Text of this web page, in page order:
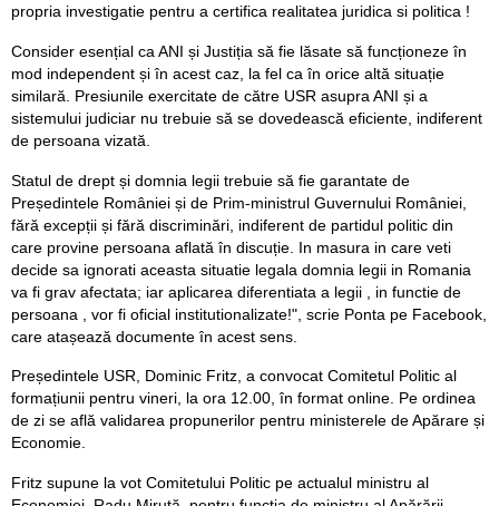
propria investigatie pentru a certifica realitatea juridica si politica !
Consider esențial ca ANI și Justiția să fie lăsate să funcționeze în
mod independent și în acest caz, la fel ca în orice altă situație
similară. Presiunile exercitate de către USR asupra ANI și a
sistemului judiciar nu trebuie să se dovedească eficiente, indiferent
de persoana vizată.
Statul de drept și domnia legii trebuie să fie garantate de
Președintele României și de Prim-ministrul Guvernului României,
fără excepții și fără discriminări, indiferent de partidul politic din
care provine persoana aflată în discuție. In masura in care veti
decide sa ignorati aceasta situatie legala domnia legii in Romania
va fi grav afectata; iar aplicarea diferentiata a legii , in functie de
persoana , vor fi oficial institutionalizate!", scrie Ponta pe Facebook,
care atașează documente în acest sens.
Președintele USR, Dominic Fritz, a convocat Comitetul Politic al
formațiunii pentru vineri, la ora 12.00, în format online. Pe ordinea
de zi se află validarea propunerilor pentru ministerele de Apărare și
Economie.
Fritz supune la vot Comitetului Politic pe actualul ministru al